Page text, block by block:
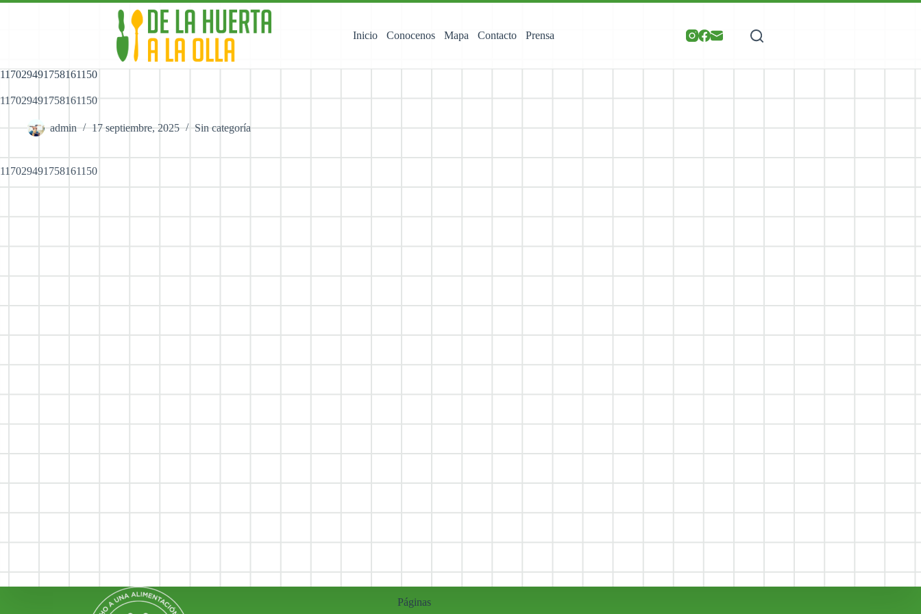
Skip
Inicio Conocenos Mapa Contacto Prensa
117029491758161150
117029491758161150
admin 17 septiembre, 2025 Sin categoría
117029491758161150
Páginas